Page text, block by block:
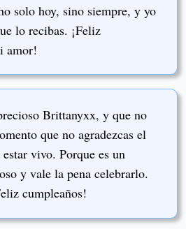
solo hoy, sino siempre, y yo
lo recibas. ¡Feliz
amor!
Brittanyxx, y que no
que no agradezcas el
vivo. Porque es un
y vale la pena celebrarlo.
cumpleaños!